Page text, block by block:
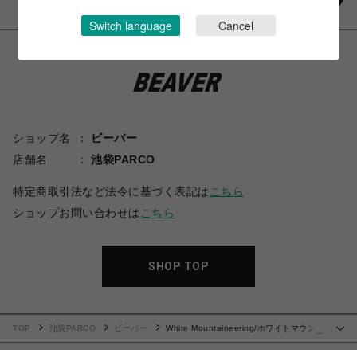
ショップ名
ビーバー
店舗名
池袋PARCO
特定商取引法など法令に基づく表記は こちら
ショップお問い合わせは こちら
SHOP TOP
TOP 池袋PARCO ビーバー
White Mountaineering/ホワイトマウンテ
Switch language Cancel